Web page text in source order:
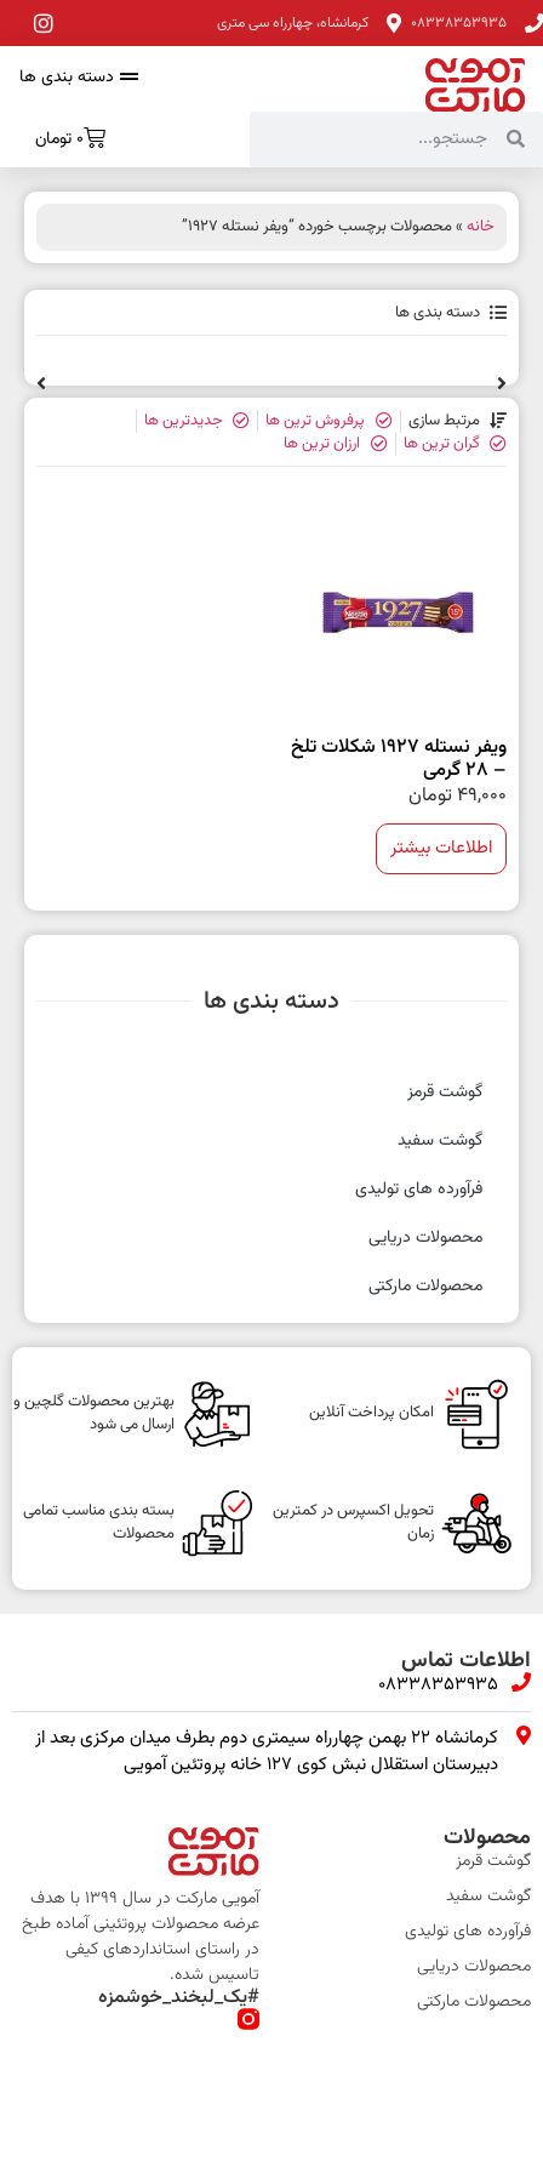
08338353935 کرمانشاه، چهارراه سی متری
دسته بندی ها
0 تومان
دسته بندی ها
گوشت قرمز
گوشت سفید
فرآورده های تولیدی
محصولات دریایی
محصولات مارکتی
خانه » محصولات برچسب خورده “ویفر نستله 1927”
دسته بندی ها
مرتبط سازی پرفروش ترین ها
جدیدترین ها
گران ترین ها
ارزان ترین ها
ویفر نستله 1927 شکلات تلخ
– 28 گرمی
49,000 تومان
اطلاعات بیشتر
امکان پرداخت آنلاین
بهترین محصولات گلچین و
ارسال می شود
تحویل اکسپرس در کمترین
زمان
بسته بندی مناسب تمامی
محصولات
اطلاعات تماس
08338353935
کرمانشاه ۲۲ بهمن چهارراه سیمتری دوم بطرف میدان مرکزی بعد از
دبیرستان استقلال نبش کوی ۱۲۷ خانه پروتئین آمویی
محصولات
گوشت قرمز
گوشت سفید
فرآورده های تولیدی
محصولات دریایی
محصولات مارکتی
آمویی مارکت در سال 1399 با هدف
عرضه محصولات پروتئینی آماده طبخ
در راستای استانداردهای کیفی
تاسیس شده.
#یک_لبخند_خوشمزه